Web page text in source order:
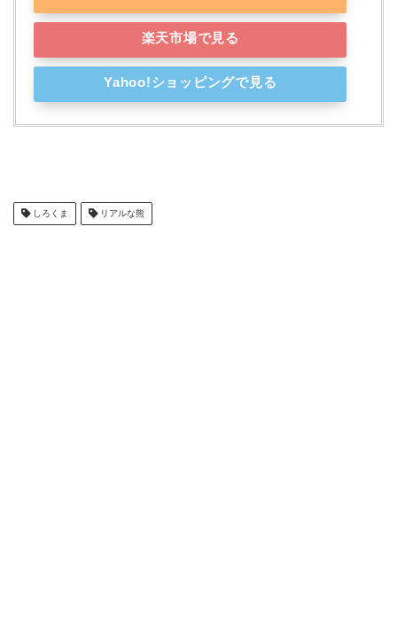
楽天市場で見る
Yahoo!ショッピングで見る
しろくま リアルな熊